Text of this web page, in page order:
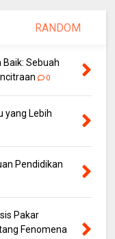
RANDOM
Sebuah
0
yang Lebih
Pendidikan
Pakar
Fenomena